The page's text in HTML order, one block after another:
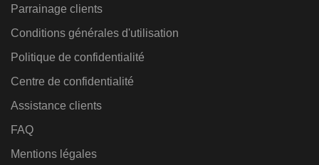
Parrainage clients
Conditions générales d'utilisation
Politique de confidentialité
Centre de confidentialité
Assistance clients
FAQ
Mentions légales